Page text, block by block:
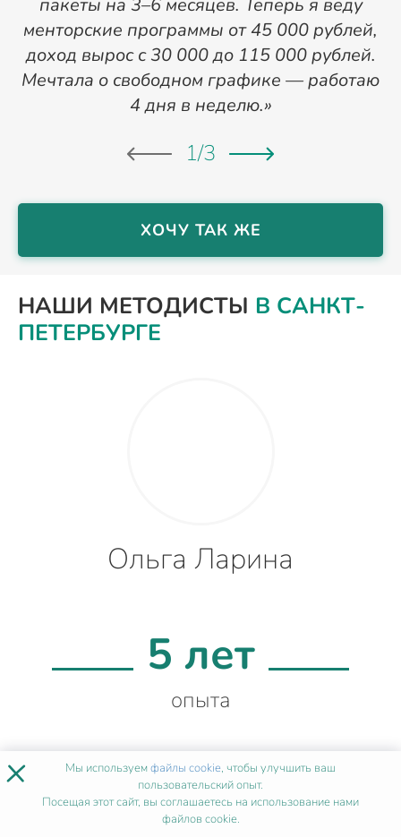
менторские программы от 45 000 рублей,
доход вырос с 30 000 до 115 000 рублей.
Мечтала о свободном графике — работаю
4 дня в неделю.»
1/3
ХОЧУ ТАК ЖЕ
НАШИ МЕТОДИСТЫ В САНКТ-
ПЕТЕРБУРГЕ
Ольга Ларина
5 лет
опыта
99%
× Мы используемфайлы cookie, чтобы улучшить ваш
пользовательский опыт.
Посещая этот сайт, вы соглашаетесь на использование нами
файлов cookie.